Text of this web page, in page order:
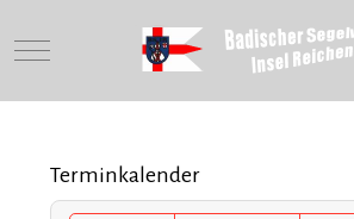
Mobile Menu Toggle
Terminkalender